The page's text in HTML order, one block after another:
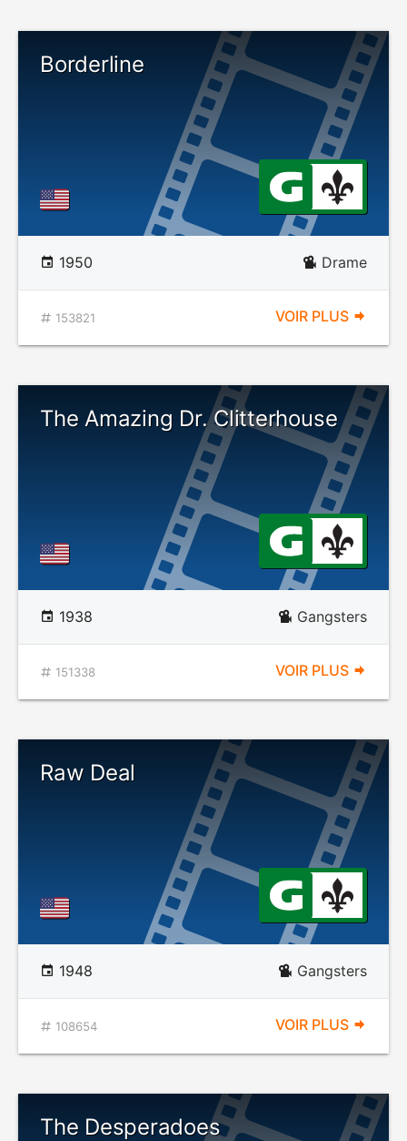
Borderline
1950 Drame
153821 VOIR PLUS
The Amazing Dr. Clitterhouse
1938 Gangsters
151338 VOIR PLUS
Raw Deal
1948 Gangsters
108654 VOIR PLUS
The Desperadoes